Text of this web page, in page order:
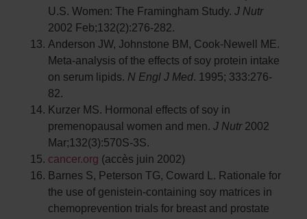
U.S. Women: The Framingham Study. J Nutr
2002 Feb;132(2):276-282.
Anderson JW, Johnstone BM, Cook-Newell ME.
Meta-analysis of the effects of soy protein intake
on serum lipids. N Engl J Med. 1995; 333:276-
82.
Kurzer MS. Hormonal effects of soy in
premenopausal women and men. J Nutr2002
Mar;132(3):570S-3S.
cancer.org (accès juin 2002)
Barnes S, Peterson TG, Coward L. Rationale for
the use of genistein-containing soy matrices in
chemoprevention trials for breast and prostate